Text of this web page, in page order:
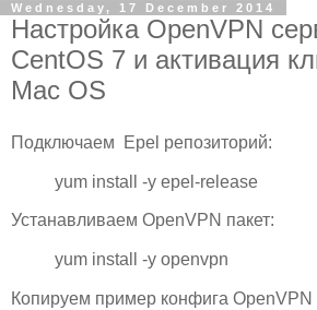
Wednesday, 17 December 2014
Настройка OpenVPN
CentOS 7 и активация
Mac OS
Подключаем Epel репозиторий:
yum install -y epel-release
Устанавливаем OpenVPN пакет:
yum install -y openvpn
Копируем пример конфига OpenVPN